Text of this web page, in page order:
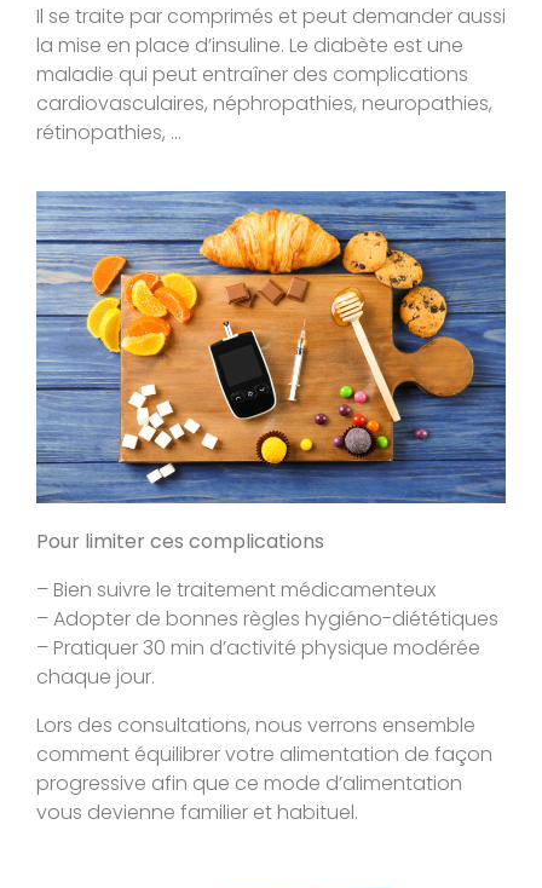
Il se traite par comprimés et peut demander aussi
la mise en place d’insuline. Le diabète est une
maladie qui peut entraîner des complications
cardiovasculaires, néphropathies, neuropathies,
rétinopathies, …
Pour limiter ces complications
– Bien suivre le traitement médicamenteux
– Adopter de bonnes règles hygiéno-diététiques
– Pratiquer 30 min d’activité physique modérée
chaque jour.
Lors des consultations, nous verrons ensemble
comment équilibrer votre alimentation de façon
progressive afin que ce mode d’alimentation
vous devienne familier et habituel.